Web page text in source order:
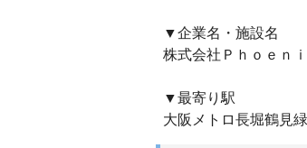
▼企業名・施設名
株式会社Ｐｈｏｅｎ
▼最寄り駅
大阪メトロ長堀鶴見